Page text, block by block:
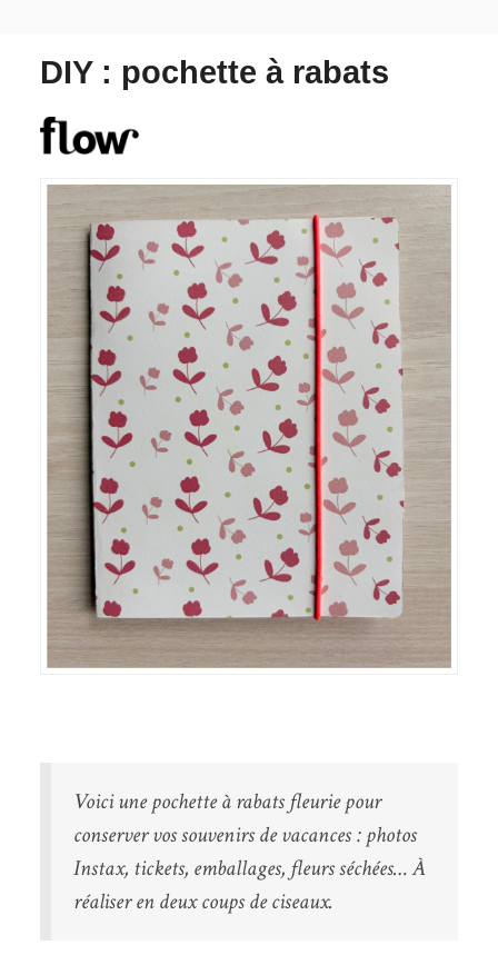
DIY : pochette à rabats
Voici une pochette à rabats fleurie pour
conserver vos souvenirs de vacances : photos
Instax, tickets, emballages, fleurs séchées… À
réaliser en deux coups de ciseaux.